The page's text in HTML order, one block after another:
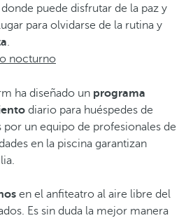
puede disfrutar de la paz y
para olvidarse de la rutina y
.
nocturno
ha diseñado un programa
diario para huéspedes de
por un equipo de profesionales de
en la piscina garantizan
en el anfiteatro al aire libre del
Es sin duda la mejor manera